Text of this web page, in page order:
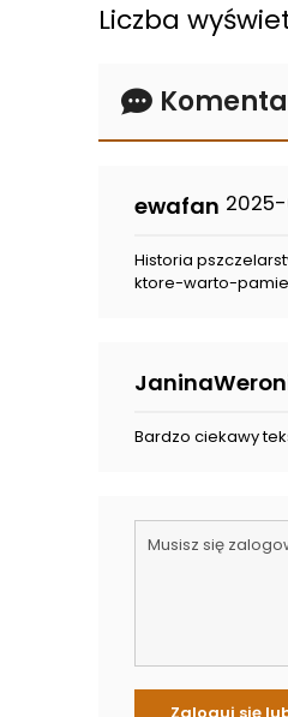
Liczba
ewafan 2025-
Historia
ktore-warto-
Bardzo ciekawy